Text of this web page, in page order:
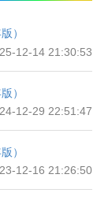
）
12-14 21:30:53
）
12-29 22:51:47
）
12-16 21:26:50